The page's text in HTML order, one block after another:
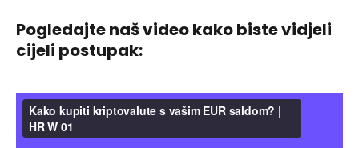
Pogledajte naš video kako biste vidjeli
cijeli postupak: